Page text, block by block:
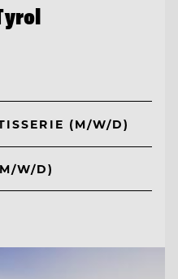
(M/W/D)
W/D)